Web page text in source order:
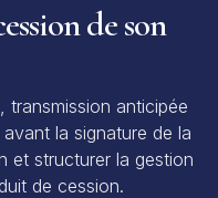
de son
anticipée
la signature de la
et structurer la gestion
de cession.